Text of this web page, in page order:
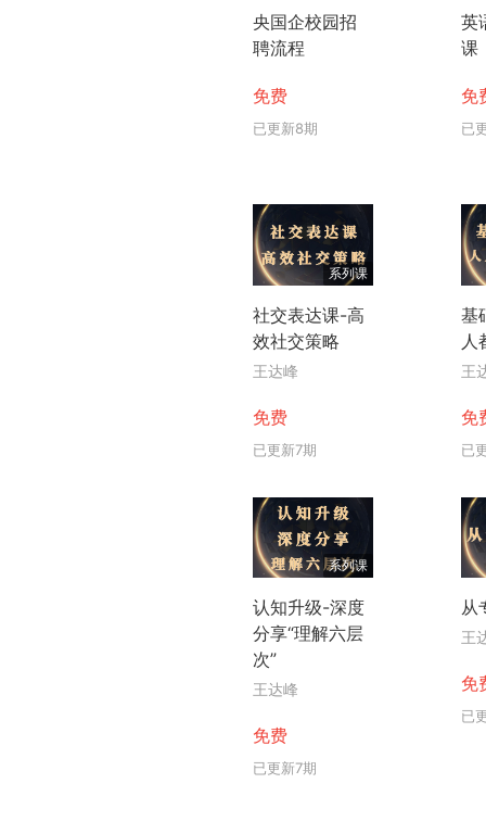
央国企校园招
聘流程
免费
已更新8期
英
课
免
已
系列课
社交表达课-高
效社交策略
王达峰
免费
已更新7期
基
人
王
免
已
系列课
认知升级-深度
分享“理解六层
次”
王达峰
免费
已更新7期
从
王
免
已